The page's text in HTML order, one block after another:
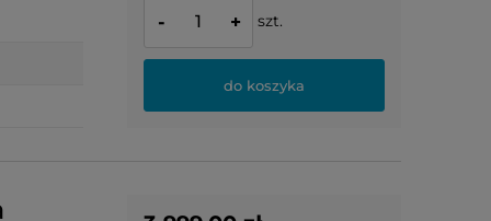
- + szt.
do koszyka